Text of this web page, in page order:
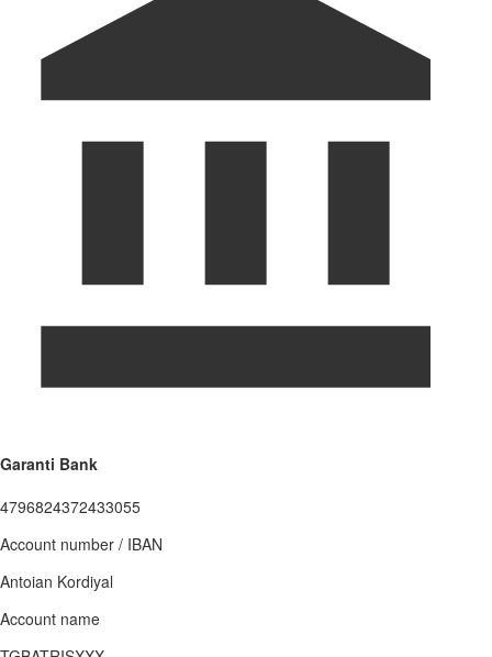
Garanti Bank
4796824372433055
Account number / IBAN
Antoian Kordiyal
Account name